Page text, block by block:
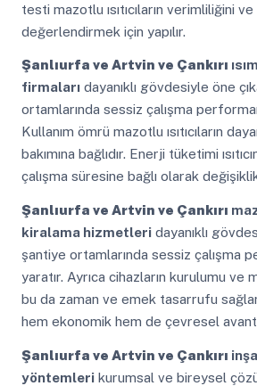
testi mazotlu ısıtıcıların verimliliğini
değerlendirmek için yapılır.
Şanlıurfa ve Artvin ve Çankırı
firmalarıdayanıklı gövdesiyle öne
ortamlarında sessiz çalışma
Kullanım ömrü mazotlu ısıtıcıların
bakımına bağlıdır. Enerji tüketimi
çalışma süresine bağlı olarak
Şanlıurfa ve Artvin ve Çankırı
kiralama hizmetleridayanıklı
şantiye ortamlarında sessiz çalışma
yaratır. Ayrıca cihazların kurulumu ve
bu da zaman ve emek tasarrufu
hem ekonomik hem de çevresel
Şanlıurfa ve Artvin ve Çankırı
yöntemlerikurumsal ve bireysel